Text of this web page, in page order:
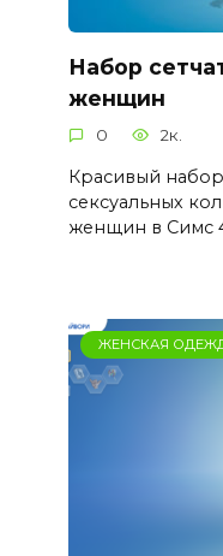
Набор
женщин
0 2к.
Красивый
сексуальных
женщин в Симс
ЖЕНСКАЯ